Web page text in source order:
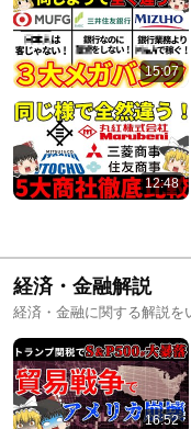
15:07
12:48
経済・金融解説
経済・金融に関する解説を
16:52